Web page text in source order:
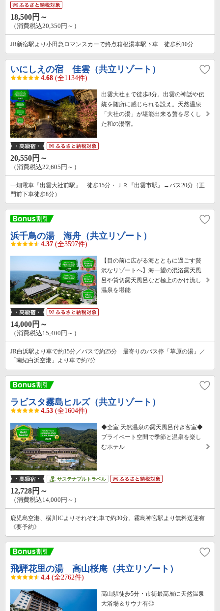
18,500円～
（消費税込20,350円～）
JR新宿駅より小田急ロマンスカーで終点箱根湯本駅下車 徒歩約10分
いにしえの宿 佳雲（共立リゾート）
4.68 (全1134件)
出雲大社まで徒歩8分。出雲の神話や伝
統を随所に感じられる設え。天然温泉
「大社の湯」が堪能出来る贅を尽くし
た和の湯宿。
20,550円～
（消費税込22,605円～）
一畑電車『出雲大社前駅』 徒歩15分・ＪＲ『出雲市駅』→バス20分（正
門前下車徒歩8分）
浜千鳥の湯 海舟（共立リゾート）
4.37 (全3597件)
【目の前に広がる海とともに過ごす贅
沢なリゾートへ】海一望の混浴露天風
呂や貸切露天風呂など極上のかけ流し
温泉を堪能
14,000円～
（消費税込15,400円～）
JR白浜駅より車で約15分／バスで約25分 最寄りのバス停「草原の湯」／
「南紀白浜空港」より車で約7分
ラビスタ霧島ヒルズ（共立リゾート）
4.53 (全1604件)
◆全室 天然温泉の露天風呂付き客室◆
プライベート空間で季節と温泉を楽し
むホテル
サステナブルトラベル
12,728円～
（消費税込14,000円～）
鹿児島空港、横川ICよりそれぞれ車で約30分。霧島神宮駅より無料送迎有
《要予約》
飛騨花里の湯 高山桜庵（共立リゾート）
4.4 (全2762件)
高山駅徒歩5分・市街最高層に天然温泉
大浴場＆サウナ有◎